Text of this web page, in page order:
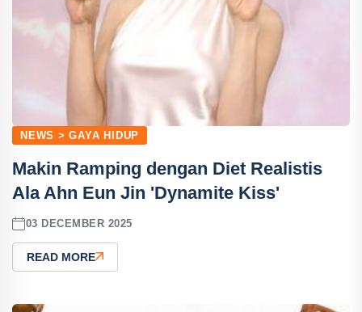
NEWS > GAYA HIDUP
Makin Ramping dengan Diet Realistis
Ala Ahn Eun Jin 'Dynamite Kiss'
03 DECEMBER 2025
READ MORE